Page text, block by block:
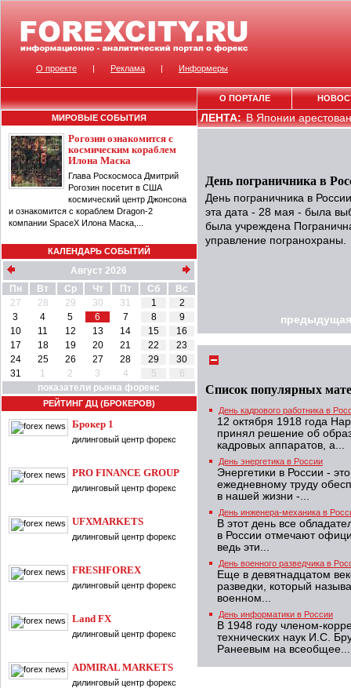
МИРОВЫЕ СОБЫТИЯ
Рогозин ознакомится с
космическим кораблем
Илона Маска
Глава Роскосмоса Дмитрий
Рогозин посетит в США
космический центр Джонсона
и ознакомится с кораблем Dragon-2
компании SpaceX Илона Маска,...
КАЛЕНДАРЬ СОБЫТИЙ
Август 2026
Пн
Вт Ср Чт Пт Сб
Вс
27
28 29 30 31 1
2
3
4 5 6 7 8
9
10
11 12 13 14 15
16
17
18 19 20 21 22
23
24
25 26 27 28 29
30
31
1 2 3 4 5
6
показатели рынка форекс
РЕЙТИНГ ДЦ (БРОКЕРОВ)
Брокер 1
дилинговый центр форекс
PRO FINANCE GROUP
дилинговый центр форекс
UFXMARKETS
дилинговый центр форекс
FRESHFOREX
дилинговый центр форекс
Land FX
дилинговый центр форекс
ADMIRAL MARKETS
дилинговый центр форекс
ЛЕНТА:В Японии
День пограничника в
День пограничника в
эта дата - 28 мая - была
была учреждена
управление погранохраны.
предыдущая
Список популярных
День кадрового работника в
12 октября 1918 года
принял решение об
кадровых аппаратов, а...
День энергетика в России
Энергетики в России -
ежедневному труду
в нашей жизни -...
День инженера-механика в
В этот день все
в России отмечают
ведь эти...
День военного разведчика в
Еще в девятнадцатом
разведки, который
военном...
День информатики в России
В 1948 году членом-
технических наук И.С.
Ранеевым на всеобщее...
О проекте | Реклама | Информеры
О ПОРТАЛЕ